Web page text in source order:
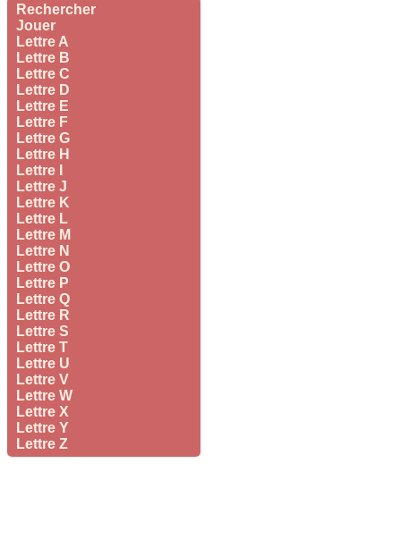
Rechercher
Jouer
Lettre A
Lettre B
Lettre C
Lettre D
Lettre E
Lettre F
Lettre G
Lettre H
Lettre I
Lettre J
Lettre K
Lettre L
Lettre M
Lettre N
Lettre O
Lettre P
Lettre Q
Lettre R
Lettre S
Lettre T
Lettre U
Lettre V
Lettre W
Lettre X
Lettre Y
Lettre Z